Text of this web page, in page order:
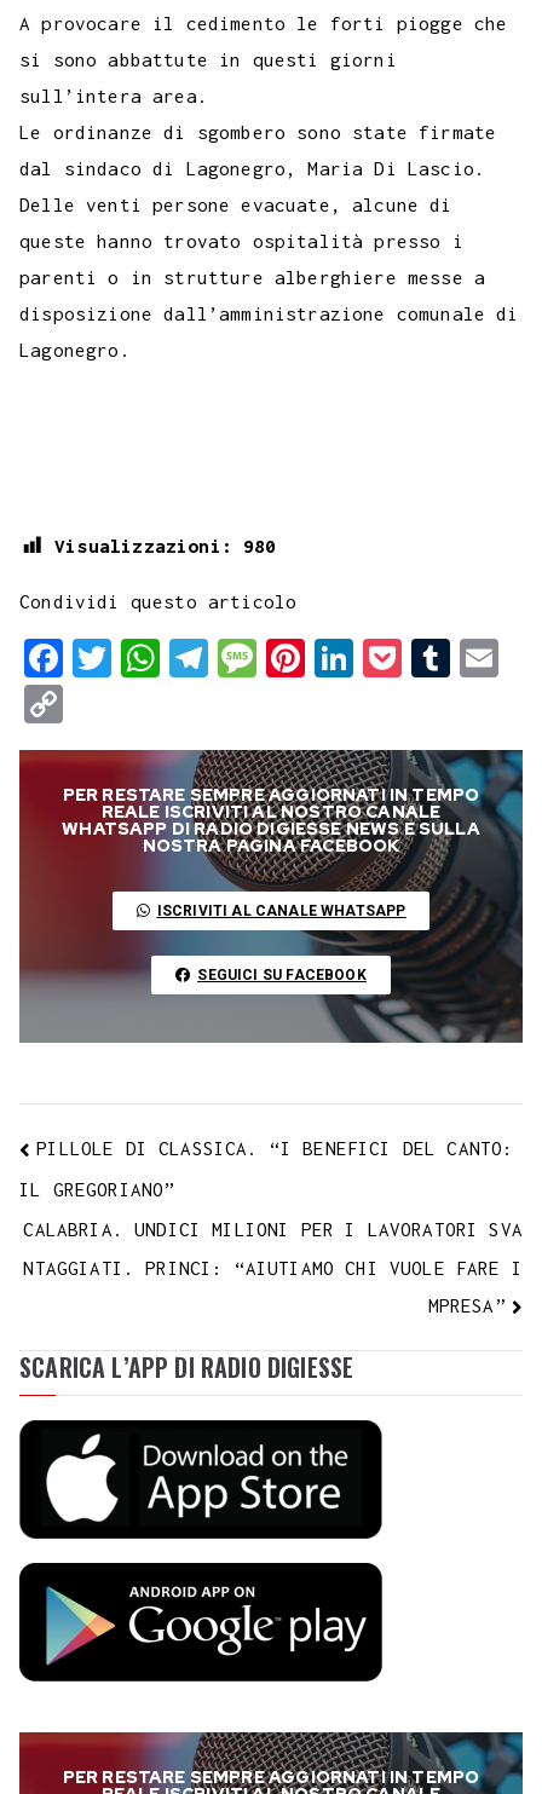
A provocare il cedimento le forti piogge che
si sono abbattute in questi giorni
sull’intera area.
Le ordinanze di sgombero sono state firmate
dal sindaco di Lagonegro, Maria Di Lascio.
Delle venti persone evacuate, alcune di
queste hanno trovato ospitalità presso i
parenti o in strutture alberghiere messe a
disposizione dall’amministrazione comunale di
Lagonegro.
Visualizzazioni: 980
Condividi questo articolo
F
e
b
T
t
t
r
W
t
s
A
p
p
T
e
g
r
a
m
M
s
a
g
e
P
t
e
r
e
s
t
L
k
e
d
I
n
k
e
t
T
b
l
r
i
l
o
p
y
k
PER RESTARE SEMPRE AGGIORNATI IN TEMPO
REALE ISCRIVITI AL NOSTRO CANALE
WHATSAPP DI RADIO DIGIESSE NEWS E SULLA
NOSTRA PAGINA FACEBOOK
ISCRIVITI AL CANALE WHATSAPP
SEGUICI SU FACEBOOK
PILLOLE DI CLASSICA. “I BENEFICI DEL CANTO:
IL GREGORIANO”
CALABRIA. UNDICI MILIONI PER I LAVORATORI SVA
NTAGGIATI. PRINCI: “AIUTIAMO CHI VUOLE FARE I
MPRESA”
SCARICA L’APP DI RADIO DIGIESSE
PER RESTARE SEMPRE AGGIORNATI IN TEMPO